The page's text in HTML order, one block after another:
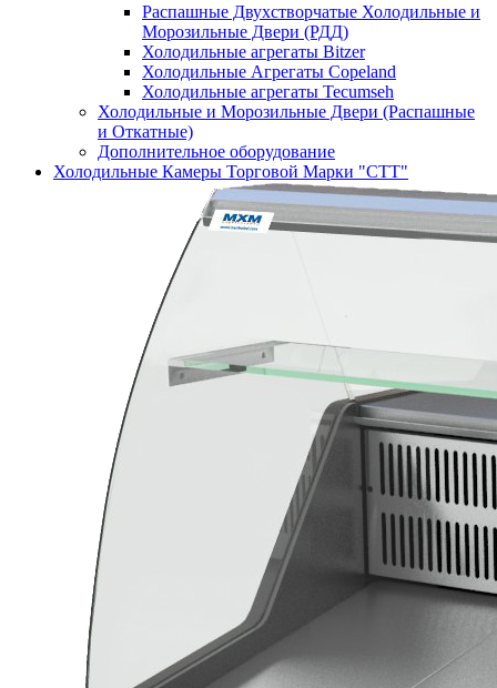
Распашные Двухстворчатые Холодильные и
Морозильные Двери (РДД)
Холодильные агрегаты Bitzer
Холодильные Агрегаты Copeland
Холодильные агрегаты Tecumseh
Холодильные и Морозильные Двери (Распашные
и Откатные)
Дополнительное оборудование
Холодильные Камеры Торговой Марки "СТТ"